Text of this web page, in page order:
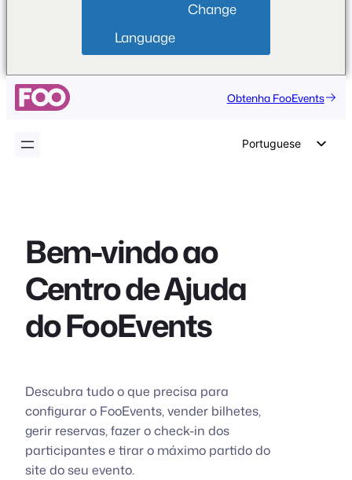
Language
Saltar
para
conteúdo
Obtenha FooEvents
Portuguese
French
Bem-vindo ao
Centro de Ajuda
do FooEvents
Descubra tudo o que precisa para
configurar o FooEvents, vender bilhetes,
gerir reservas, fazer o check-in dos
participantes e tirar o máximo partido do
site do seu evento.